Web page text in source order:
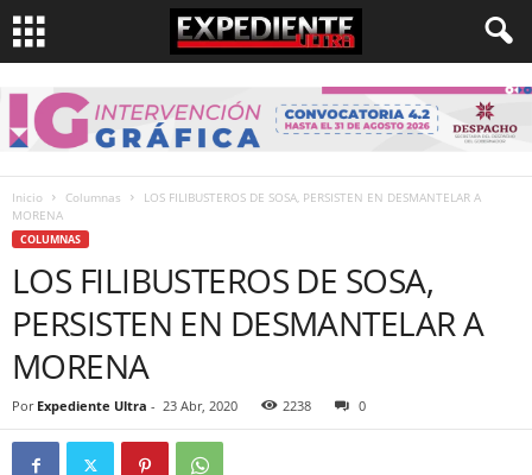
Inicio Columnas
LOS FILIBUSTEROS DE SOSA, PERSISTEN EN DESMANTELAR A
MORENA
COLUMNAS
LOS FILIBUSTEROS DE SOSA,
PERSISTEN EN DESMANTELAR A
MORENA
Por Expediente Ultra - 23 Abr, 2020 2238 0